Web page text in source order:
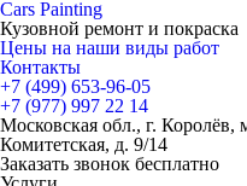
Cars Painting
Кузовной ремонт и покраска
Цены на наши виды работ
Контакты
+7 (499) 653-96-05
+7 (977) 997 22 14
Московская обл., г.
Комитетская, д. 9/14
Заказать звонок бесплатно